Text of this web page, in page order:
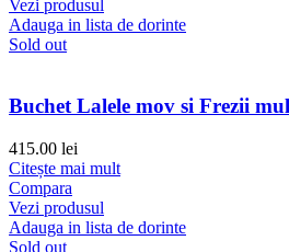
Vezi produsul
Adauga in lista de dorinte
Sold out
Buchet Lalele mov si Frezii
415.00 lei
Citește mai mult
Compara
Vezi produsul
Adauga in lista de dorinte
Sold out